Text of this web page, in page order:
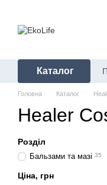
Каталог
Головна Каталог
Healer
Розділ
Бальзами та мазі 35
Ціна, грн